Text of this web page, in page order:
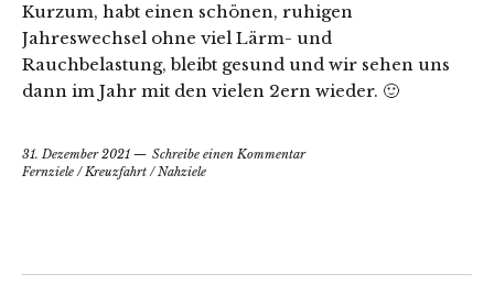
Kurzum, habt einen schönen, ruhigen
Jahreswechsel ohne viel Lärm- und
Rauchbelastung, bleibt gesund und wir sehen uns
dann im Jahr mit den vielen 2ern wieder. 🙂
31. Dezember 2021
Schreibe einen Kommentar
Fernziele /Kreuzfahrt /Nahziele